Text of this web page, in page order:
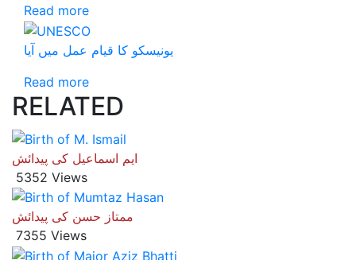
Read more
یونیسکو کا قیام عمل میں آیا
Read more
RELATED
ایم اسماعیل کی پیدائش
5352 Views
ممتاز حسن کی پیدائش
7355 Views